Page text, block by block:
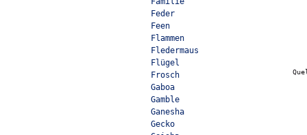
Feder
Feen
Flammen
Fledermaus
Flügel
Frosch
Gaboa
Gamble
Ganesha
Gecko